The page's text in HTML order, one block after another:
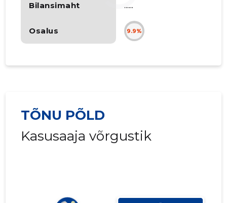
Bilansimaht
Osalus
......
9.9%
TÕNU PÕLD
Kasusaaja võrgustik